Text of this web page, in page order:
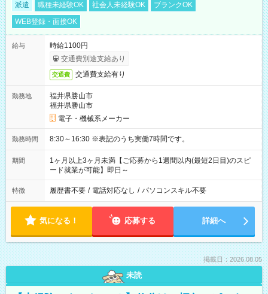
派遣 職種未経験OK 社会人未経験OK
ブランクOK
WEB登録・面接OK
給与
時給1100円
交通費別途支給あり
交通費 交通費支給有り
勤務地
福井県勝山市
福井県勝山市
電子・機械系メーカー
勤務時間 8:30～16:30 ※表記のうち実働7時間です。
期間
1ヶ月以上3ヶ月未満【ご応募から1週間以内(最短2日目)のスピ
ード就業が可能】即日～
特徴 履歴書不要 / 電話対応なし / パソコンスキル不要
気になる！ 応募する 詳細へ
掲載日：2026.08.05
未読